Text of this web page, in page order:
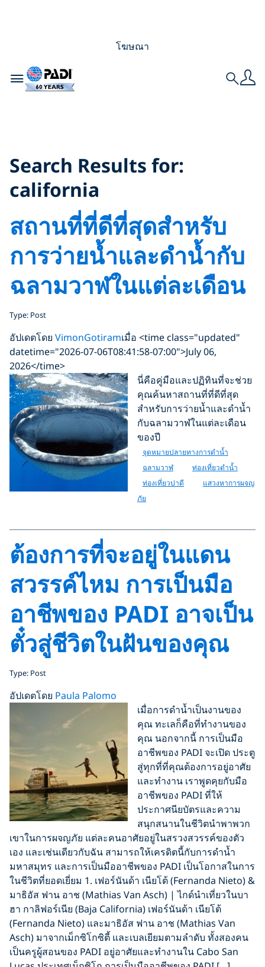
โฆษณา
Toggle navigation Search
Search Results for:
california
สถานที่ที่ดีที่สุดสำหรับ
การว่ายน้ำและดำน้ำกับ
ฉลามวาฬในแต่ละเดือน
Type: Post
อัปเดตโดย VimonGotiramเมื่อ <time class="updated"
datetime="2026-07-06T08:41:58-07:00">July 06,
2026</time>
นี่คือคู่มือและปฏิทินที่จะช่วย
คุณค้นหาสถานที่ที่ดีที่สุด
สำหรับการว่ายน้ำและดำน้ำ
กับฉลามวาฬในแต่ละเดือน
ของปี
จุดหมายปลายทางการดำน้ำ
ฉลามวาฬ
ท่องเที่ยวดำน้ำ
ท่องเที่ยวปาดี
แสวงหาการผจญ
ภัย
ต้องการที่จะอยู่ในแดน
สวรรค์ไหม การเป็นมือ
อาชีพของ PADI อาจเป็น
ตั๋วสู่ชีวิตในฝันของคุณ
Type: Post
อัปเดตโดย Paula Palomo
เมื่อการดำน้ำเป็นงานของ
คุณ ทะเลก็คือที่ทำงานของ
คุณ นอกจากนี้ การเป็นมือ
อาชีพของ PADI จะเปิด ประตู
สู่ทุกที่ที่คุณต้องการอยู่อาศัย
และทำงาน เราพูดคุยกับมือ
อาชีพของ PADI ที่ให้
ประกาศนียบัตรและความ
สนุกสนานในชีวิตนำพาพวก
เขาในการผจญภัย แต่ละคนอาศัยอยู่ในสรวงสวรรค์ของตัว
เอง และเช่นเดียวกับฉัน สามารถให้เครดิตนี้กับการดำน้ำ
มหาสมุทร และการเป็นมืออาชีพของ PADI เป็นโอกาสในการ
ในชีวิตที่ยอดเยี่ยม 1. เฟอร์นันด้า เนียโต้ (Fernanda Nieto) &
มาธิอัส ฟาน อาช (Mathias Van Asch) | ไกด์นำเที่ยวในบา
ฮา กาลิฟอร์เนีย (Baja California) เฟอร์นันด้า เนียโต้
(Fernanda Nieto) และมาธิอัส ฟาน อาช (Mathias Van
Asch) มาจากเม็กซิโกซิตี้ และเบลเยียมตามลำดับ ทั้งสองคน
เป็นครูผู้สอนของ PADI อยู่อาศัยและทำงานใน Cabo San